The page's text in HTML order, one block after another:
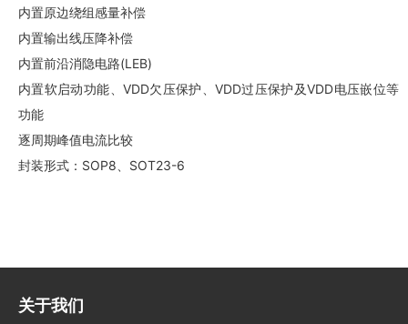
内置原边绕组感量补偿
内置输出线压降补偿
内置前沿消隐电路(LEB)
内置软启动功能、VDD欠压保护、VDD过压保护及VDD电压嵌位等
功能
逐周期峰值电流比较
封装形式：SOP8、SOT23-6
关于我们